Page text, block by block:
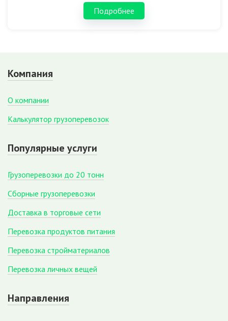
Подробнее
Компания
О компании
Калькулятор грузоперевозок
Популярные услуги
Грузоперевозки до 20 тонн
Сборные грузоперевозки
Доставка в торговые сети
Перевозка продуктов питания
Перевозка стройматериалов
Перевозка личных вещей
Направления